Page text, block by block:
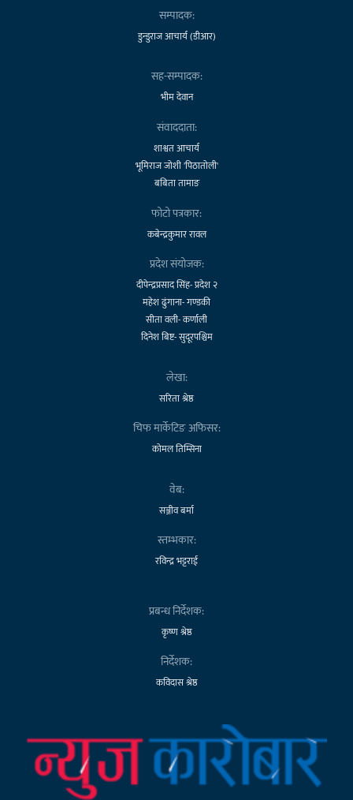
सम्पादक:
डुन्डुराज आचार्य (डीआर)
सह-सम्पादक:
भीम देवान
संवाददाता:
शाश्वत आचार्य
भूमिराज जोशी 'पिठातोली'
बबिता तामाङ
फोटो पत्रकार:
कबेन्द्रकुमार रावल
प्रदेश संयोजक:
दीपेन्द्रप्रसाद सिंह- प्रदेश २
महेश ढुंगाना- गण्डकी
सीता वली- कर्णाली
दिनेश बिष्ट- सुदूरपश्चिम
लेखा:
सरिता श्रेष्ठ
चिफ मार्केटिङ अफिसर:
कोमल तिम्सिना
वेब:
सञ्जीव बर्मा
स्तम्भकार:
रविन्द्र भट्टराई
प्रबन्ध निर्देशक:
कृष्ण श्रेष्ठ
निर्देशक:
कविदास श्रेष्ठ